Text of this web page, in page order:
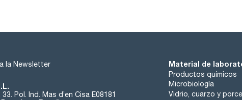
la Newsletter
Pol. Ind. Mas d’en Cisa E08181
Material de
Productos químicos
Microbiología
Vidrio, cuarzo y